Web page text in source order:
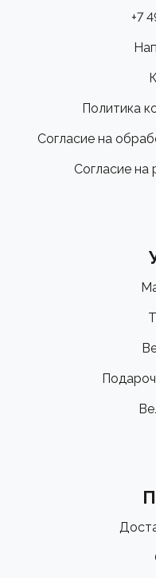
+7
Политика
Согласие на
Согласие на